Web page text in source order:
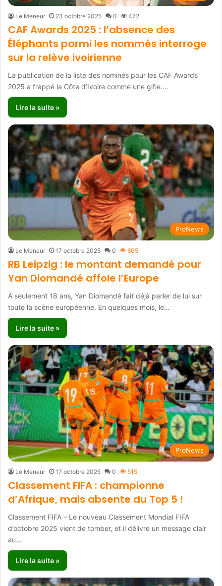
Le Meneur 23 octobre 2025 0 472
CAF Awards 2025 : l’absence des
Éléphants parmi les nommés interroge
sur la relève ivoirienne
La publication de la liste des nominés pour les CAF Awards
2025 a frappé la Côte d’Ivoire comme une gifle.…
Lire la suite »
ProNews
Le Meneur 17 octobre 2025 0 605
RB Leipzig : le montant demandé pour
Yan Diomandé affole l’Europe
À seulement 18 ans, Yan Diomandé fait déjà parler de lui sur
toute la scène européenne. En quelques mois, le…
Lire la suite »
ProNews
Le Meneur 17 octobre 2025 0 515
Classement FIFA : championne
d’Afrique, mais absente du Top 5 !
Classement FIFA – Le nouveau Classement Mondial FIFA
d’octobre 2025 vient de tomber, et il délivre un message clair
au…
Lire la suite »